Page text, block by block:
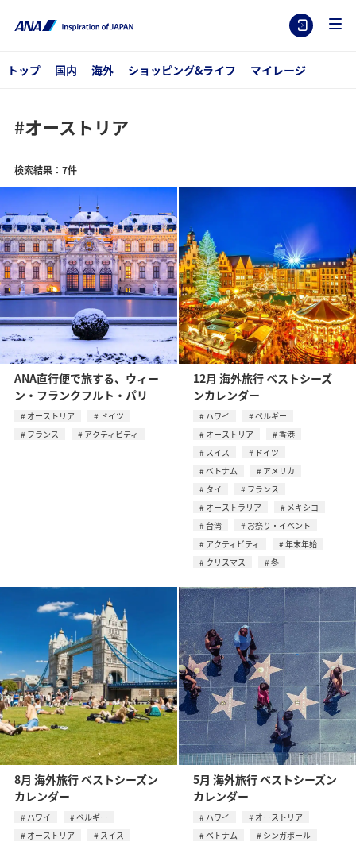
トップ 国内 海外 ショッピング&ライフ マイレージ
#オーストリア
検索結果：7件
ANA直行便で旅する、ウィー
ン・フランクフルト・パリ
オーストリア
ドイツ
フランス
アクティビティ
12月 海外旅行 ベストシーズ
ンカレンダー
ハワイ
ベルギー
オーストリア
香港
スイス
ドイツ
ベトナム
アメリカ
タイ
フランス
オーストラリア
メキシコ
台湾
お祭り・イベント
アクティビティ
年末年始
クリスマス
冬
8月 海外旅行 ベストシーズン
カレンダー
ハワイ
ベルギー
オーストリア
スイス
5月 海外旅行 ベストシーズン
カレンダー
ハワイ
オーストリア
ベトナム
シンガポール